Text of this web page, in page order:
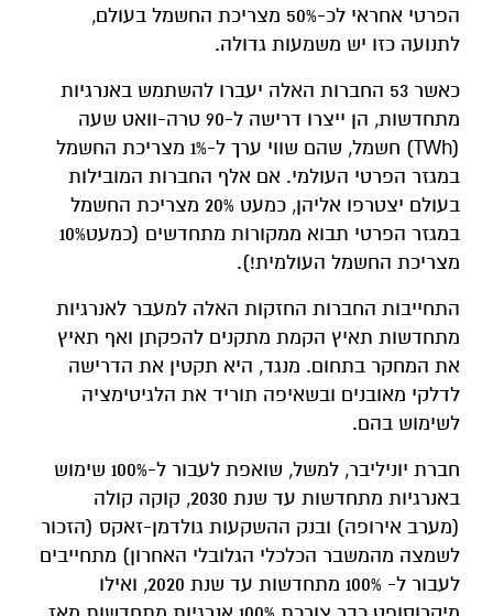
הפרטי אחראי לכ-50% מצריכת החשמל בעולם,
לתנועה כזו יש משמעות גדולה.
כאשר 53 החברות האלה יעברו להשתמש באנרגיות
מתחדשות, הן ייצרו דרישה ל-90 טרה-וואט שעה
(TWh) חשמל, שהם שווי ערך ל-1% מצריכת החשמל
במגזר הפרטי העולמי. אם אלף החברות המובילות
בעולם יצטרפו אליהן, כמעט 20% מצריכת החשמל
במגזר הפרטי תבוא ממקורות מתחדשים (כמעט10%
מצריכת החשמל העולמית!).
התחייבות החברות החזקות האלה למעבר לאנרגיות
מתחדשות תאיץ הקמת מתקנים להפקתן ואף תאיץ
את המחקר בתחום. מנגד, היא תקטין את הדרישה
לדלקי מאובנים ובשאיפה תוריד את הלגיטימציה
לשימוש בהם.
חברת יוניליבר, למשל, שואפת לעבור ל-100% שימוש
באנרגיות מתחדשות עד שנת 2030, קוקה קולה
(מערב אירופה) ובנק ההשקעות גולדמן-זאקס (הזכור
לשמצה מהמשבר הכלכלי הגלובלי האחרון) מתחייבים
לעבור ל- 100% מתחדשות עד שנת 2020, ואילו